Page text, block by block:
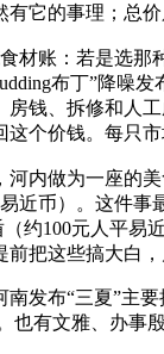
的事理；总价
账：若是选那
布丁”降噪
钱、拆修和人
个价钱。每只
做为一座的美
近币）。这件
约100元人平
把这些搞大白
布“三夏”主要
也有文雅、办事